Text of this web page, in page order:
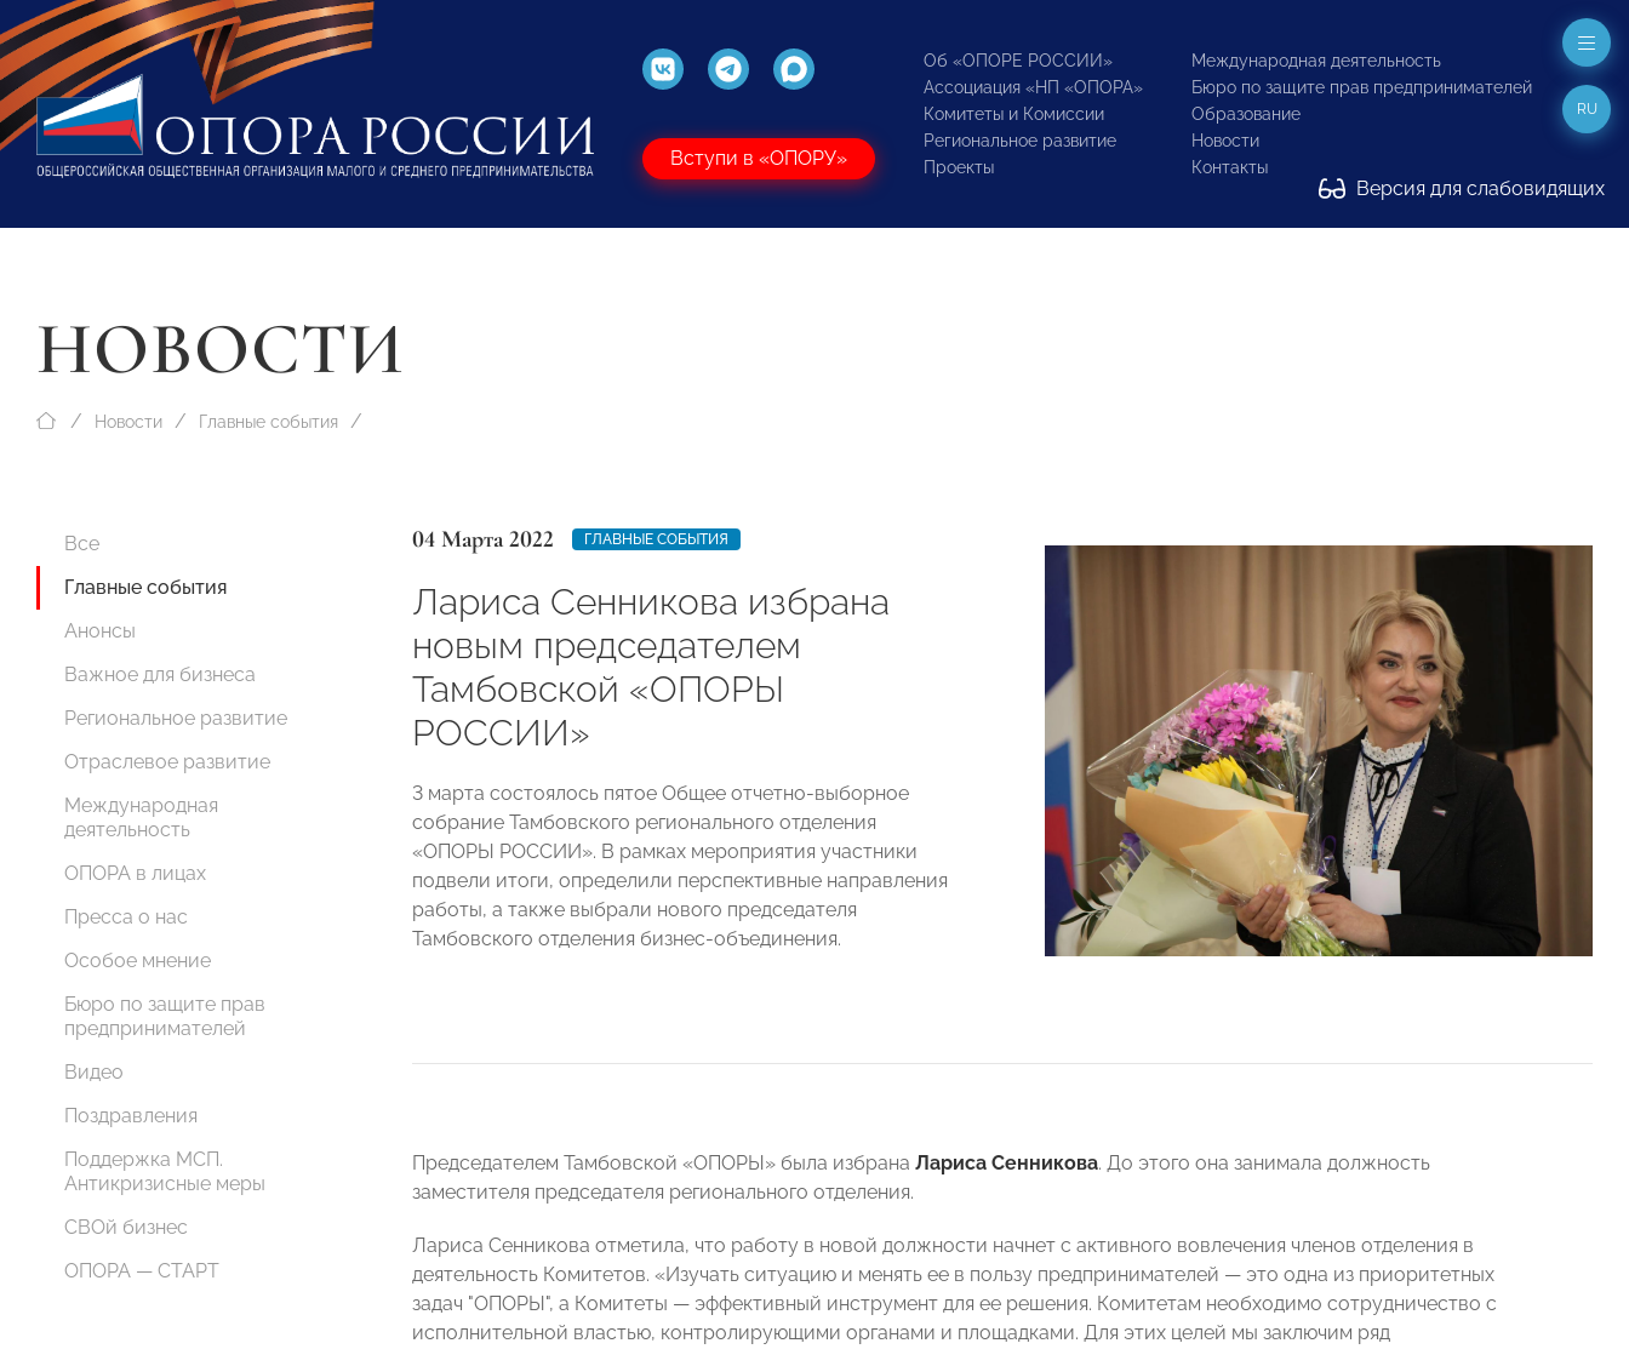
Вступи в «ОПОРУ»
Об «ОПОРЕ РОССИИ»
Ассоциация «НП «ОПОРА»
Комитеты и Комиссии
Региональное развитие
Проекты
Международная деятельность
Бюро по защите прав предпринимателей
Образование
Новости
Контакты
Версия для слабовидящих
RU
НОВОСТИ
Новости Главные события
Все
Главные события
Анонсы
Важное для бизнеса
Региональное развитие
Отраслевое развитие
Международная
деятельность
ОПОРА в лицах
Пресса о нас
Особое мнение
Бюро по защите прав
предпринимателей
Видео
Поздравления
Поддержка МСП.
Антикризисные меры
СВОй бизнес
ОПОРА — СТАРТ
04 Марта 2022 ГЛАВНЫЕ СОБЫТИЯ
Лариса Сенникова избрана
новым председателем
Тамбовской «ОПОРЫ
РОССИИ»
3 марта состоялось пятое Общее отчетно-выборное
собрание Тамбовского регионального отделения
«ОПОРЫ РОССИИ». В рамках мероприятия участники
подвели итоги, определили перспективные направления
работы, а также выбрали нового председателя
Тамбовского отделения бизнес-объединения.
Председателем Тамбовской «ОПОРЫ» была избрана Лариса Сенникова. До этого она занимала должность
заместителя председателя регионального отделения.
Лариса Сенникова отметила, что работу в новой должности начнет с активного вовлечения членов отделения в
деятельность Комитетов. «Изучать ситуацию и менять ее в пользу предпринимателей — это одна из приоритетных
задач "ОПОРЫ", а Комитеты — эффективный инструмент для ее решения. Комитетам необходимо сотрудничество с
исполнительной властью, контролирующими органами и площадками. Для этих целей мы заключим ряд